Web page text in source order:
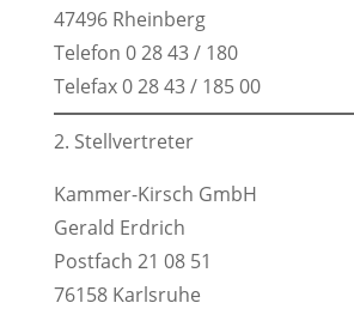
47496 Rheinberg
Telefon 0 28 43 / 180
Telefax 0 28 43 / 185 00
2. Stellvertreter
Kammer-Kirsch GmbH
Gerald Erdrich
Postfach 21 08 51
76158 Karlsruhe